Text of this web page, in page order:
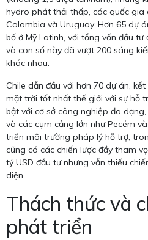
hydro phát thải thấp, các quốc gia
Colombia và Uruguay. Hơn 65 dự
bố ở Mỹ Latinh, với tổng vốn đầu
và con số này đã vượt 200 sáng
khác nhau.
Chile dẫn đầu với hơn 70 dự án,
mặt trời tốt nhất thế giới với sự hỗ
bật với cơ sở công nghiệp đa
và các cụm cảng lớn như Pecém
triển môi trường pháp lý hỗ trợ,
cũng có các chiến lược đầy tham
tỷ USD đầu tư nhưng vẫn thiếu
diện.
Thách thức và
phát triển